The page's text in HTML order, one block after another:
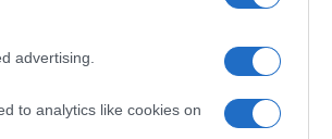
advertising.
to analytics like cookies on